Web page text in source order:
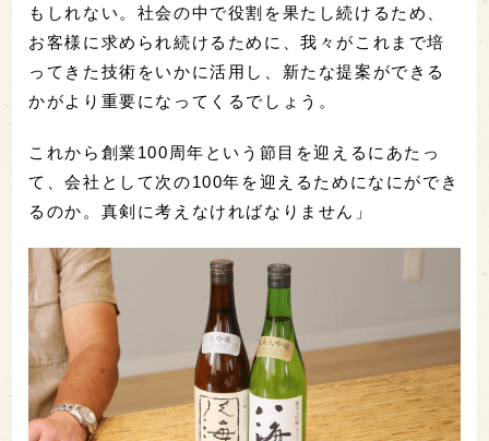
もしれない。社会の中で役割を果たし続けるため、
お客様に求められ続けるために、我々がこれまで培
ってきた技術をいかに活用し、新たな提案ができる
かがより重要になってくるでしょう。
これから創業100周年という節目を迎えるにあたっ
て、会社として次の100年を迎えるためになにができ
るのか。真剣に考えなければなりません」